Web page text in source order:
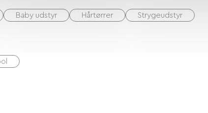
Baby udstyr Hårtørrer Strygeudstyr